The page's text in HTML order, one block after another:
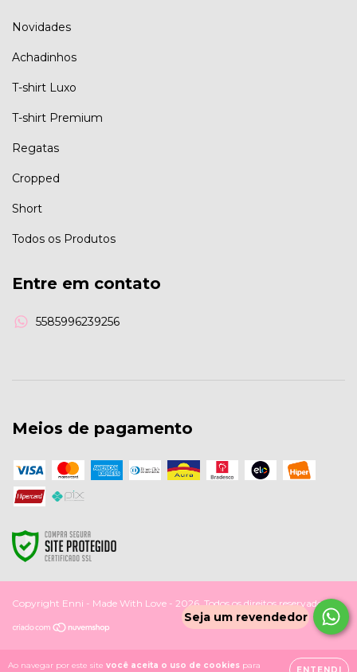
Ao navegar por este site você aceita o uso de cookies para
Novidades
Achadinhos
T-shirt Luxo
T-shirt Premium
Regatas
Cropped
Short
Todos os Produtos
Entre em contato
5585996239256
Meios de pagamento
Copyright Enni - Made With Love - 2026. Todos os direitos reservados.